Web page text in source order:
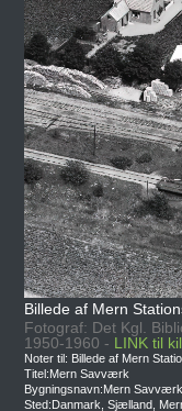
Billede af Mern
Fotograf: Det Kgl.
1950-1960 - LINK til
Noter til: Billede af Mern
Titel:Mern Savværk
Bygningsnavn:Mern Savværk
Sted:Danmark, Sjælland,